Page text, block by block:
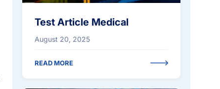
Test Article Medical
August 20, 2025
READ MORE